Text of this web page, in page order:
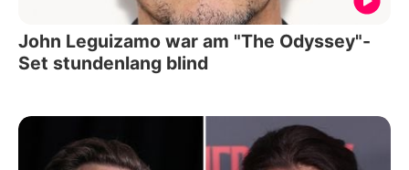
John Leguizamo war am "The Odyssey"-
Set stundenlang blind